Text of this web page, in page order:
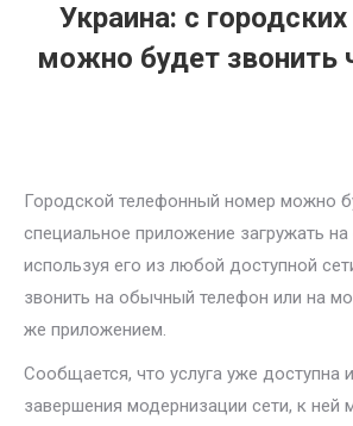
Украина: с
можно будет звонить
Городской телефонный номер можно
специальное приложение загружать
используя его из любой доступной
звонить на обычный телефон или на
же приложением.
Сообщается, что услуга уже доступна
завершения модернизации сети, к ней